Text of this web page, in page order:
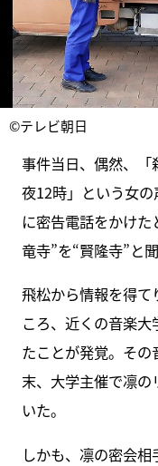
©テレビ朝日
事件当日、偶然、「
夜12時」という女
に密告電話をかけ
竜寺”を“賢隆寺”と
飛松から情報を得て
ころ、近くの音楽
たことが発覚。そ
末、大学主催で凛の
いた。
しかも、凛の密会